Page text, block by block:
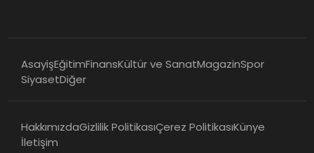
AsayişEğitimFinansKültür ve SanatMagazinSpor
SiyasetDiğer
HakkımızdaGizlilik PolitikasıÇerez PolitikasıKünye
İletişim